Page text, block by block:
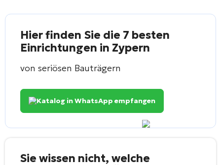
Hier finden Sie die 7 besten
Einrichtungen in Zypern
von seriösen Bauträgern
Katalog in WhatsApp empfangen
Sie wissen nicht, welche